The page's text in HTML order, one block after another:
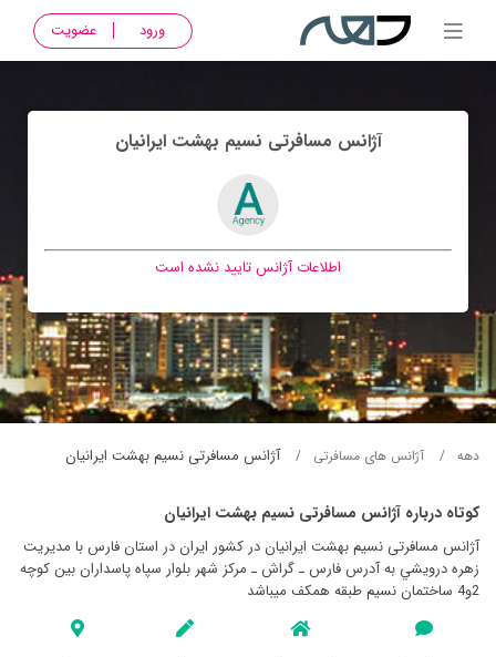
ورود عضویت
آژانس مسافرتی نسيم بهشت ايرانيان
اطلاعات آژانس تایید نشده است
دهه آژانس های مسافرتی آژانس مسافرتی نسيم بهشت ايرانيان
کوتاه درباره آژانس مسافرتی نسيم بهشت ايرانيان
آژانس مسافرتی نسيم بهشت ايرانيان در کشور ایران در استان فارس با مدیریت
زهره درويشي به آدرس فارس ـ گراش ـ مرکز شهر بلوار سپاه پاسداران بين کوچه
2و4 ساختمان نسيم طبقه همکف میباشد